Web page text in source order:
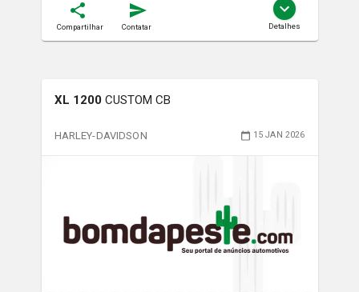
Compartilhar Contatar Detalhes
XL 1200 CUSTOM CB
HARLEY-DAVIDSON 15 JAN 2026